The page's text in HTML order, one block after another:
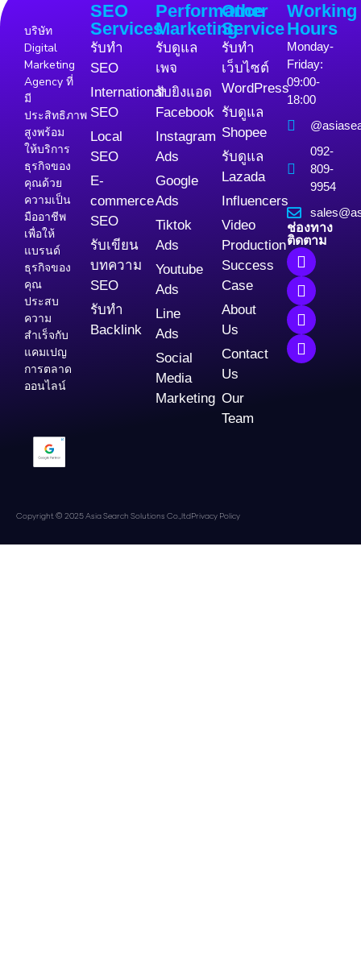
บริษัท
Digital
Marketing
Agency ที่
มี
ประสิทธิภาพ
สูงพร้อม
ให้บริการ
ธุรกิจของ
คุณด้วย
ความเป็น
มืออาชีพ
เพื่อให้
แบรนด์
ธุรกิจของ
คุณ
ประสบ
ความ
สำเร็จกับ
แคมเปญ
การตลาด
ออนไลน์
SEO
Services
รับทำ
SEO
International
SEO
Local
SEO
E-
commerce
SEO
รับเขียน
บทความ
SEO
รับทำ
Backlink
Performance
Marketing
รับดูแล
เพจ
รับยิงแอด
Facebook
Instagram
Ads
Google
Ads
Tiktok
Ads
Youtube
Ads
Line
Ads
Social
Media
Marketing
Other
Service
รับทำ
เว็บไซต์
WordPress
รับดูแล
Shopee
รับดูแล
Lazada
Influencers
Video
Production
Success
Case
About
Us
Contact
Us
Our
Team
Working
Hours
Monday-
Friday:
09:00-
18:00
092-
809-
9954
ช่องทาง
ติดตาม
Copyright © 2025 Asia Search Solutions Co.,ltdPrivacy Policy